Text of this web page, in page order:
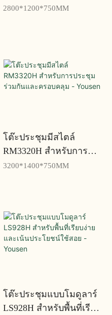
สำนักงานร่วมสมัย -
2800*1200*750MM
โต๊ะประชุมมีสไตล์
RM3320H สำหรับการ
ประชุมร่วมกันและ
3200*1400*750MM
โต๊ะประชุมแบบโมดูลาร์
LS928H สำหรับพื้นที่เรียบ